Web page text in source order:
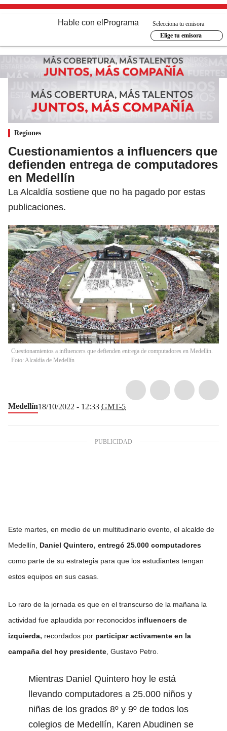
Hable con el Programa
Selecciona tu emisora
Elige tu emisora
Regiones
Cuestionamientos a influencers que
defienden entrega de computadores
en Medellín
La Alcaldía sostiene que no ha pagado por estas
publicaciones.
Cuestionamientos a influencers que defienden entrega de computadores en Medellín.
Foto: Alcaldía de Medellín
Medellín18/10/2022 - 12:33 GMT-5
Este martes, en medio de un multitudinario evento, el alcalde de
Medellín,
Daniel Quintero, entregó 25.000 computadores
como parte de su estrategia para que los estudiantes tengan
estos equipos en sus casas.
Lo raro de la jornada es que en el transcurso de la mañana la
actividad fue aplaudida por reconocidos influencers de
izquierda, recordados por participar activamente en la
campaña del hoy presidente , Gustavo Petro.
Mientras Daniel Quintero hoy le está
llevando computadores a 25.000 niños y
niñas de los grados 8º y 9º de todos los
colegios de Medellín, Karen Abudinen se